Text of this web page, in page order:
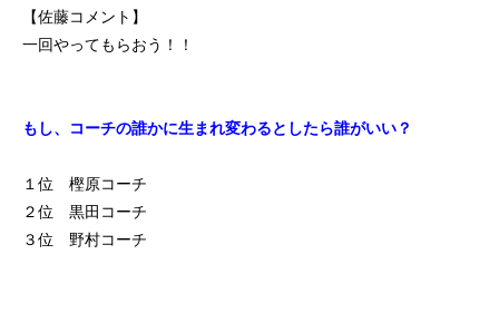
【佐藤コメント】
一回やってもらおう！！
もし、コーチの誰かに生まれ変わるとしたら誰がいい？
１位 樫原コーチ
２位 黒田コーチ
３位 野村コーチ